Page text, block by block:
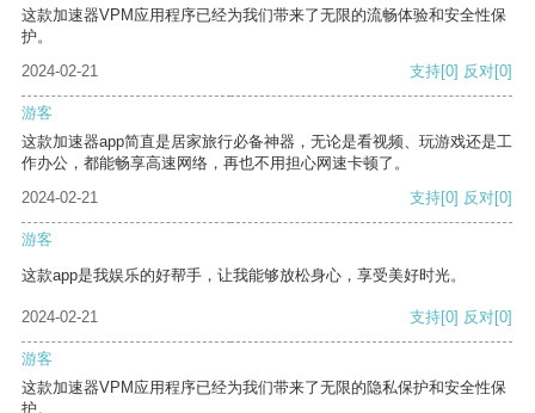
这款加速器VPM应用程序已经为我们带来了无限的流畅体验和安全性保
护。
2024-02-21
支持[0] 反对[0]
游客
这款加速器app简直是居家旅行必备神器，无论是看视频、玩游戏还是工
作办公，都能畅享高速网络，再也不用担心网速卡顿了。
2024-02-21
支持[0] 反对[0]
游客
这款app是我娱乐的好帮手，让我能够放松身心，享受美好时光。
2024-02-21 支持[0] 反对[0]
游客
这款加速器VPM应用程序已经为我们带来了无限的隐私保护和安全性保
护。